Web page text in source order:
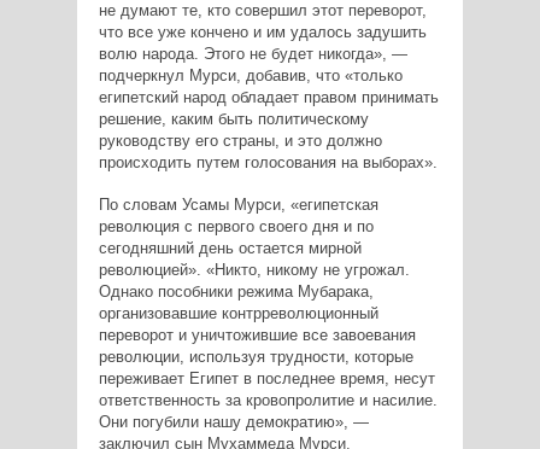
не думают те, кто совершил этот переворот,
что все уже кончено и им удалось задушить
волю народа. Этого не будет никогда», —
подчеркнул Мурси, добавив, что «только
египетский народ обладает правом принимать
решение, каким быть политическому
руководству его страны, и это должно
происходить путем голосования на выборах».
По словам Усамы Мурси, «египетская
революция с первого своего дня и по
сегодняшний день остается мирной
революцией». «Никто, никому не угрожал.
Однако пособники режима Мубарака,
организовавшие контрреволюционный
переворот и уничтожившие все завоевания
революции, используя трудности, которые
переживает Египет в последнее время, несут
ответственность за кровопролитие и насилие.
Они погубили нашу демократию», —
заключил сын Мухаммеда Мурси.